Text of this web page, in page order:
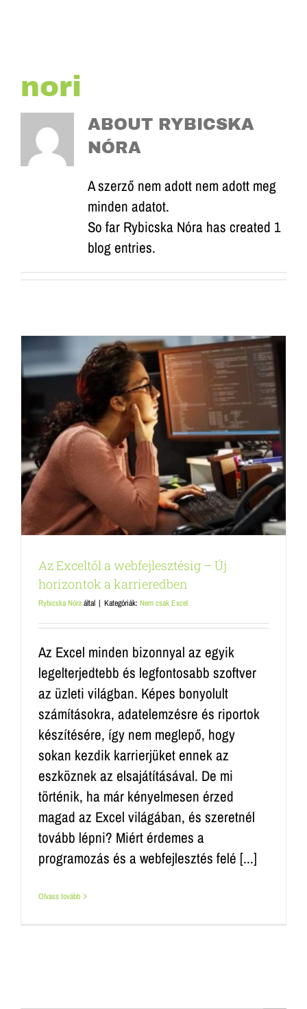
nori
ABOUT RYBICSKA
NÓRA
A szerző nem adott nem adott meg
minden adatot.
So far Rybicska Nóra has created 1
blog entries.
Az Exceltől a webfejlesztésig – Új
horizontok a karrieredben
Rybicska Nóraáltal | Kategóriák: Nem csak Excel
Az Excel minden bizonnyal az egyik
legelterjedtebb és legfontosabb szoftver
az üzleti világban. Képes bonyolult
számításokra, adatelemzésre és riportok
készítésére, így nem meglepő, hogy
sokan kezdik karrierjüket ennek az
eszköznek az elsajátításával. De mi
történik, ha már kényelmesen érzed
magad az Excel világában, és szeretnél
tovább lépni? Miért érdemes a
programozás és a webfejlesztés felé [...]
Olvass tovább